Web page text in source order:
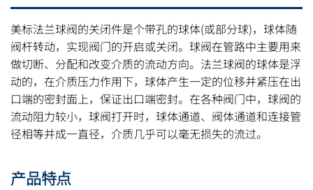
美标法兰球阀的关闭件是个带孔的球体(或部分球)，球体随
阀杆转动，实现阀门的开启或关闭。球阀在管路中主要用来
做切断、分配和改变介质的流动方向。法兰球阀的球体是浮
动的，在介质压力作用下，球体产生一定的位移并紧压在出
口端的密封面上，保证出口端密封。在各种阀门中，球阀的
流动阻力较小，球阀打开时，球体通道、阀体通道和连接管
径相等并成一直径，介质几乎可以毫无损失的流过。
产品特点